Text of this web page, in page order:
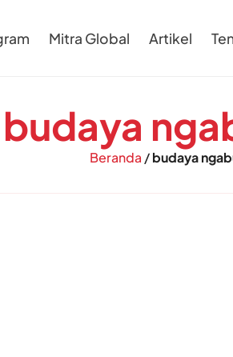
Mitra Global Artikel
budaya
Beranda /budaya